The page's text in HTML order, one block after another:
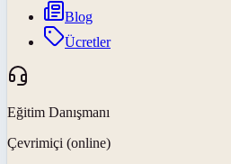
Blog
Ücretler
Eğitim Danışmanı
Çevrimiçi (online)